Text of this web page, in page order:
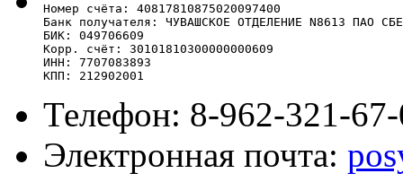
Номер счёта: 40817810875020097400
Банк получателя: ЧУВАШСКОЕ ОТДЕЛЕНИЕ N8613 ПАО
БИК: 049706609
Корр. счёт: 30101810300000000609
ИНН: 7707083893
КПП: 212902001
Телефон: 8-962-321-
Электронная почта: